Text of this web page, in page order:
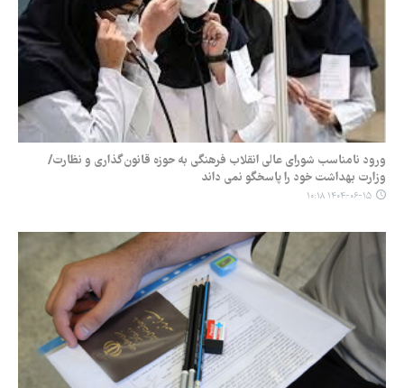
ورود نامناسب شورای عالی انقلاب فرهنگی به حوزه قانون‌گذاری و نظارت/
وزارت بهداشت خود را پاسخگو نمی داند
۱۴۰۴-۰۶-۱۵ ۱۰:۱۸